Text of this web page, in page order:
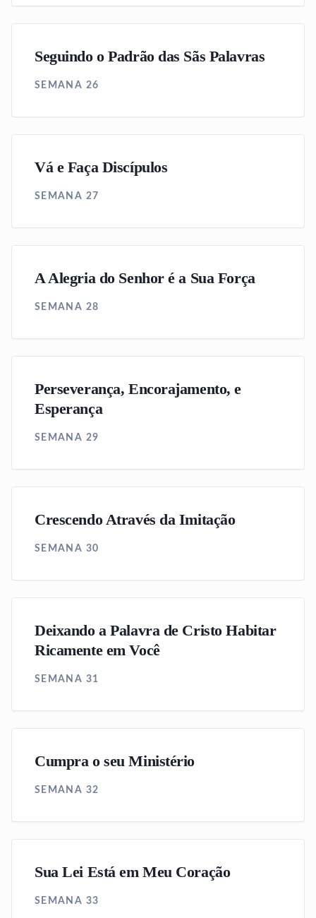
Seguindo o Padrão das Sãs Palavras
SEMANA 26
Vá e Faça Discípulos
SEMANA 27
A Alegria do Senhor é a Sua Força
SEMANA 28
Perseverança, Encorajamento, e
Esperança
SEMANA 29
Crescendo Através da Imitação
SEMANA 30
Deixando a Palavra de Cristo Habitar
Ricamente em Você
SEMANA 31
Cumpra o seu Ministério
SEMANA 32
Sua Lei Está em Meu Coração
SEMANA 33